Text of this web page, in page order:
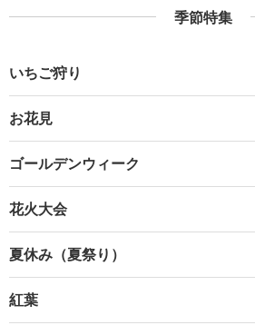
季節特集
いちご狩り
お花見
ゴールデンウィーク
花火大会
夏休み（夏祭り）
紅葉